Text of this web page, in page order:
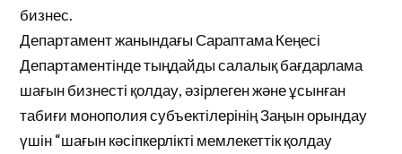
бизнес.
Департамент жанындағы Сараптама Кеңесі
Департаментінде тыңдайды салалық бағдарлама
шағын бизнесті қолдау, әзірлеген және ұсынған
табиғи монополия субъектілерінің Заңын орындау
үшін “шағын кәсіпкерлікті мемлекеттік қолдау